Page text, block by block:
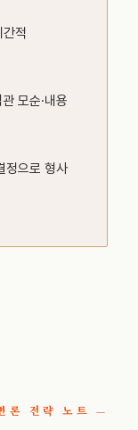
적
모순·내용
정으로 형사
론 전략 노트 —